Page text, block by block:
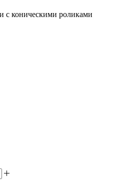
коническими роликами